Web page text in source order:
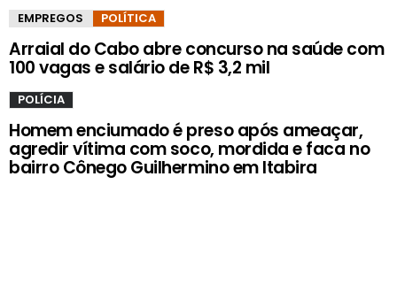
EMPREGOS POLÍTICA
Arraial do Cabo abre concurso na saúde com
100 vagas e salário de R$ 3,2 mil
POLÍCIA
Homem enciumado é preso após ameaçar,
agredir vítima com soco, mordida e faca no
bairro Cônego Guilhermino em Itabira